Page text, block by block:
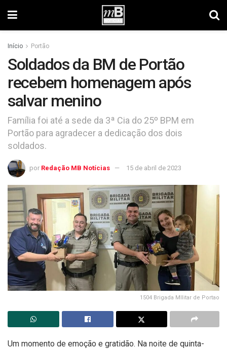
Início Portão
Soldados da BM de Portão
recebem homenagem após
salvar menino
Família foi até a sede da 3ª Cia do 25º BPM em
Portão para agradecer a dedicação dos dois
soldados.
por Redação MB Notícias 15 de abril de 2023
1504 Brigada MIlitar de Portao
Um momento de emoção e gratidão. Na noite de quinta-